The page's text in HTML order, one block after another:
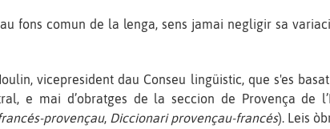
fons comun de la lenga, sens jamai negligir sa
vicepresident dau Conseu lingüistic, que s'es
e mai d’obratges de la seccion de Provença de
provençau, Diccionari provençau-francés). Leis